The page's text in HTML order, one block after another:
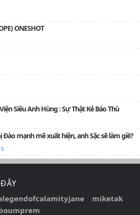
ONESHOT
Siêu Anh Hùng : Sự Thật Kẻ Báo Thù
Đào mạnh mẽ xuất hiện, anh Sặc sẽ làm giề?
miketak